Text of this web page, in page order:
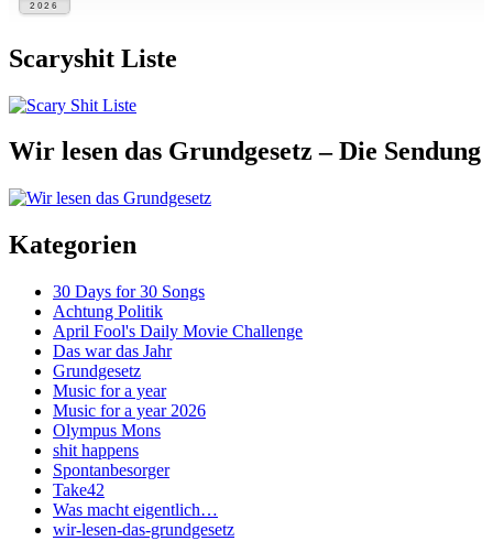
2026
Scaryshit Liste
Wir lesen das Grundgesetz – Die Sendung
Kategorien
30 Days for 30 Songs
Achtung Politik
April Fool's Daily Movie Challenge
Das war das Jahr
Grundgesetz
Music for a year
Music for a year 2026
Olympus Mons
shit happens
Spontanbesorger
Take42
Was macht eigentlich…
wir-lesen-das-grundgesetz